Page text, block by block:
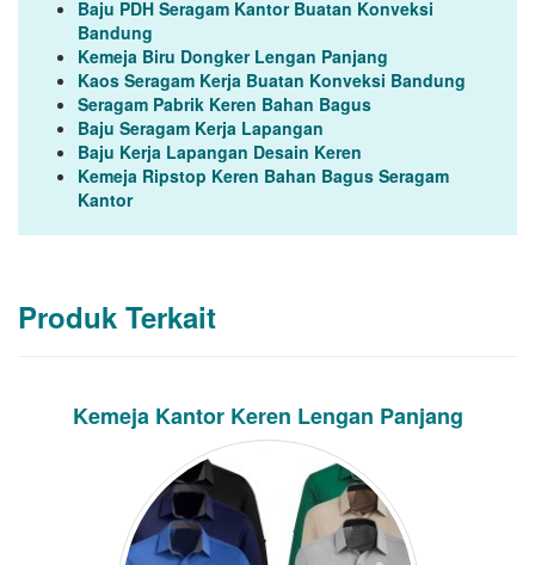
Baju PDH Seragam Kantor Buatan Konveksi
Bandung
Kemeja Biru Dongker Lengan Panjang
Kaos Seragam Kerja Buatan Konveksi Bandung
Seragam Pabrik Keren Bahan Bagus
Baju Seragam Kerja Lapangan
Baju Kerja Lapangan Desain Keren
Kemeja Ripstop Keren Bahan Bagus Seragam
Kantor
Produk Terkait
Kemeja Kantor Keren Lengan Panjang